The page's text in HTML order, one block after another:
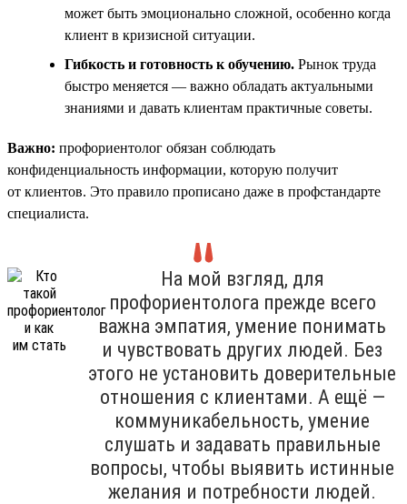
может быть эмоционально сложной, особенно когда
клиент в кризисной ситуации.
Гибкость и готовность к обучению. Рынок труда
быстро меняется — важно обладать актуальными
знаниями и давать клиентам практичные советы.
Важно: профориентолог обязан соблюдать
конфиденциальность информации, которую получит
от клиентов. Это правило прописано даже в профстандарте
специалиста.
На мой взгляд, для
профориентолога прежде всего
важна эмпатия, умение понимать
и чувствовать других людей. Без
этого не установить доверительные
отношения с клиентами. А ещё —
коммуникабельность, умение
слушать и задавать правильные
вопросы, чтобы выявить истинные
желания и потребности людей.